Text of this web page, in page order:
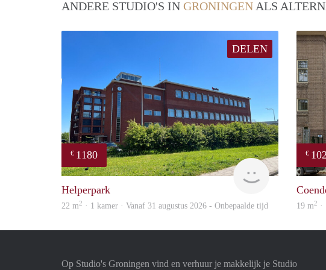
ANDERE STUDIO'S IN GRONINGEN ALS
DELEN
€ 1180
GrunoVerhuur
Helperpark
22 m2 · 1 kamer · Vanaf 31 augustus 2026 - Onbepaalde tijd
€
19 m2
Op Studio's Groningen vind en verhuur je makkelijk je Studio